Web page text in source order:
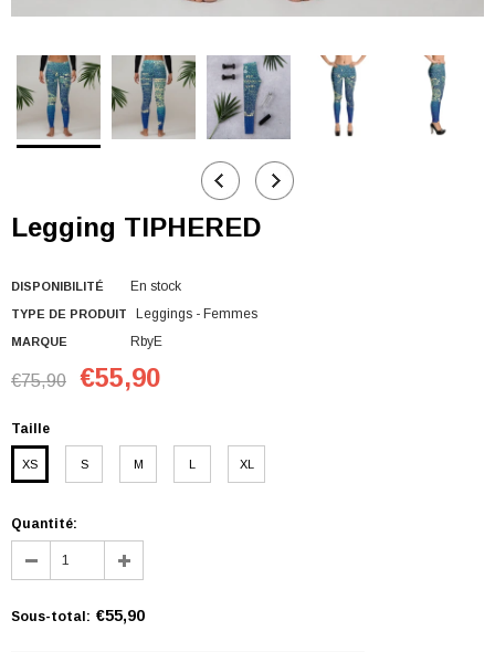
Legging TIPHERED
DISPONIBILITÉ En stock
TYPE DE PRODUIT Leggings - Femmes
MARQUE RbyE
€75,90 €55,90
Taille
XS S M L XL
Quantité:
Sous-total : €55,90